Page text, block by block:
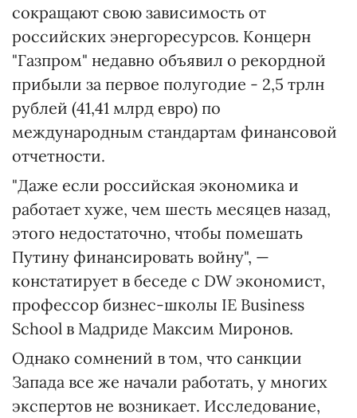
сокращают свою зависимость от
российских энергоресурсов. Концерн
"Газпром" недавно объявил о рекордной
прибыли за первое полугодие - 2,5 трлн
рублей (41,41 млрд евро) по
международным стандартам финансовой
отчетности.
"Даже если российская экономика и
работает хуже, чем шесть месяцев назад,
этого недостаточно, чтобы помешать
Путину финансировать войну", —
констатирует в беседе с DW экономист,
профессор бизнес-школы IE Business
School в Мадриде Максим Миронов.
Однако сомнений в том, что санкции
Запада все же начали работать, у многих
экспертов не возникает. Исследование,